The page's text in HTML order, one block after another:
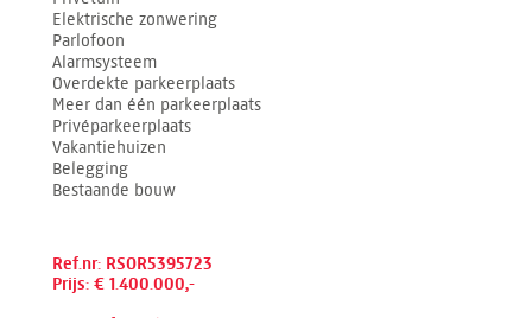
Elektrische zonwering
Parlofoon
Alarmsysteem
Overdekte parkeerplaats
Meer dan één parkeerplaats
Privéparkeerplaats
Vakantiehuizen
Belegging
Bestaande bouw
Ref.nr: RSOR5395723
Prijs: € 1.400.000,-